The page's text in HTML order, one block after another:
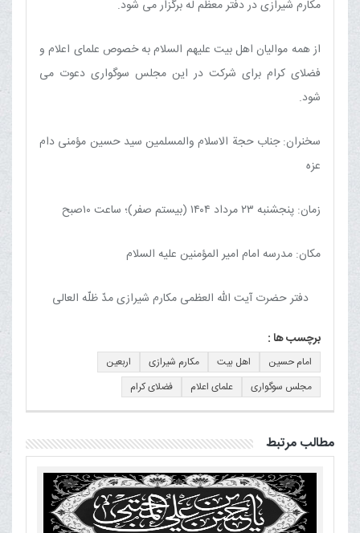
مکارم شیرازی در دفتر معظم له برگزار می شود.
از همه موالیان اهل بیت علیهم السلام به خصوص علمای اعلام و
فضلای کرام برای شرکت در این مجلس سوگواری دعوت می
شود.
سخنران: جناب حجة الاسلام والمسلمین سید حسین مؤمنی دام
عزه
زمان: پنجشنبه ٢٣ مرداد ١۴٠۴ (بيستم صفر)؛ ساعت ١٠صبح
مکان: مدرسه امام امیر المؤمنین علیه السلام
دفتر حضرت آیت الله العظمی مکارم شیرازی مدّ ظلّه العالی
برچسب ها :
امام حسین اهل بیت مکارم شیرازی
اربعین
مجلس سوگواری
علمای اعلام فضلای کرام
مطالب مرتبط